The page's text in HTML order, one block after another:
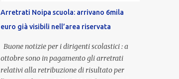
genere, in linea con la normativa nazionale e
con l’obiettivo di offrire maggiore tutela e
supporto in situazioni delicate. L’indennità
provinciale per i docenti è un unicum in
Italia: si tratta di una misura esclusiva della
Provincia autonoma di Bolzano, che integra
Arretrati Noipa scuola: arrivano 6mila
euro già visibili nell’area riservata
Buone notizie per i dirigenti scolastici : a
ottobre sono in pagamento gli arretrati
relativi alla retribuzione di risultato per